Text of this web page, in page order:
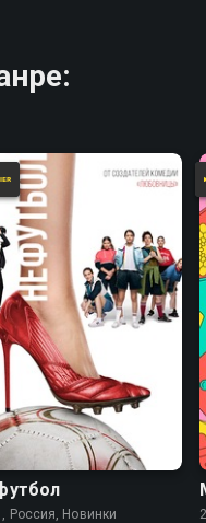
Россия, Новинки